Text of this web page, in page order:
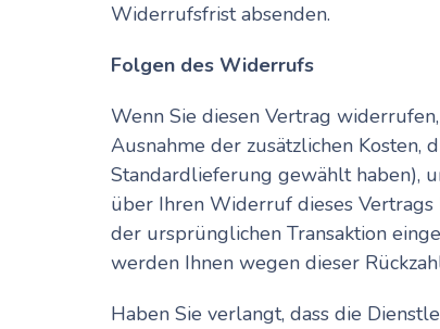
Widerrufsfrist absenden.
Folgen des Widerrufs
Wenn Sie diesen Vertrag
Ausnahme der zusätzlichen Kosten,
Standardlieferung gewählt haben),
über Ihren Widerruf dieses
der ursprünglichen Transaktion
werden Ihnen wegen dieser
Haben Sie verlangt, dass die